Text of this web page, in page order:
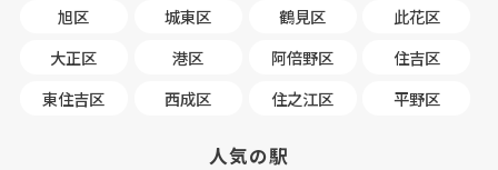
旭区
城東区 鶴見区
此花区
大正区
港区 阿倍野区
住吉区
東住吉区
西成区 住之江区 平野区
人気の駅